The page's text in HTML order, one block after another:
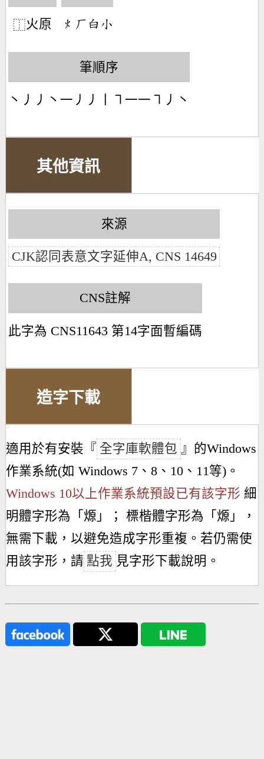
⿰火原 󶃹󶀕󶅊󶂞
筆順序
丶丿丿丶一丿丿丨㇕一一㇕丿丶
其他資訊
來源
CJK認同表意文字延伸A, CNS 14649
CNS註解
此字為 CNS11643 第14字面暫編碼
造字下載
適用於有安裝『 全字庫軟體包 』的Windows
作業系統(如 Windows 7、8、10、11等)。
Windows 10以上作業系統預設已有該字形 細
明體字形為「 㷧 」； 標楷體字形為「 㷧 」，
無需下載，以避免造成字形重複。若仍需使
用該字形，請 點我 見字形下載說明。